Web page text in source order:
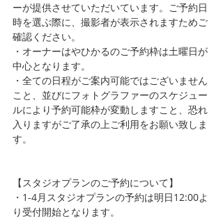
ーが提供させていただいています。ご予約日
時を選ぶ際に、撮影者が表示されますためご
確認ください。
・オーナーはやひかるのご予約枠は土曜日が
中心となります。
・全ての日程がご案内可能ではございません
こと、並びにフォトグラファーのスケジュー
ルにより予約可能枠が変動しますこと、恐れ
入りますがご了承の上ご利用をお願い致しま
す。
【スタジオプランのご予約について】
・1-4月スタジオプランの予約は明日12:00よ
り受付開始となります。